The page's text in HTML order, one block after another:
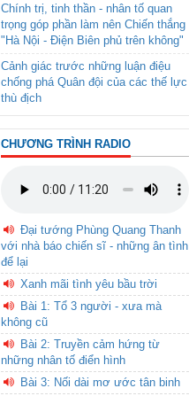
Chính trị, tinh thần - nhân tố quan
trọng góp phần làm nên Chiến thắng
"Hà Nội - Điện Biên phủ trên không"
Cảnh giác trước những luận điệu
chống phá Quân đội của các thế lực
thù địch
CHƯƠNG TRÌNH RADIO
Đại tướng Phùng Quang Thanh
với nhà báo chiến sĩ - những ân tình
để lại
Xanh mãi tình yêu bầu trời
Bài 1: Tổ 3 người - xưa mà
không cũ
Bài 2: Truyền cảm hứng từ
những nhân tố điển hình
Bài 3: Nối dài mơ ước tân binh